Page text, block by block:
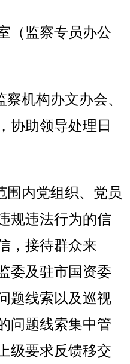
（监察专员办公
机构办文办会、
协助领导处理日
围内党组织、党员
规违法行为的信
，接待群众来
委及驻市国资委
题线索以及巡视
问题线索集中管
级要求反馈移交